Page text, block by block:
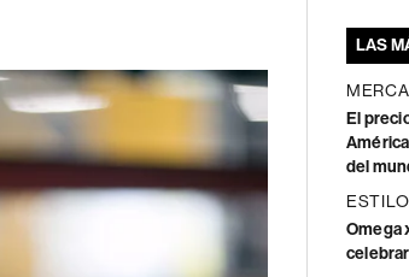
LAS
El
del
Omega